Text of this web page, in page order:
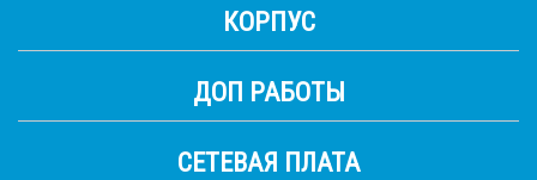
КОРПУС
ДОП РАБОТЫ
СЕТЕВАЯ ПЛАТА